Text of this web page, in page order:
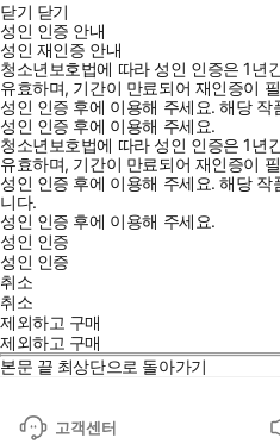
닫기 닫기
성인 인증 안내
성인 재인증 안내
청소년보호법에 따라 성인 인증은 1년
유효하며, 기간이 만료되어 재인증이
성인 인증 후에 이용해 주세요.해당 작
성인 인증 후에 이용해 주세요.
청소년보호법에 따라 성인 인증은 1년
유효하며, 기간이 만료되어 재인증이
성인 인증 후에 이용해 주세요.해당 작
니다.
성인 인증 후에 이용해 주세요.
성인 인증
성인 인증
취소
취소
제외하고 구매
제외하고 구매
본문 끝 최상단으로 돌아가기
고객센터